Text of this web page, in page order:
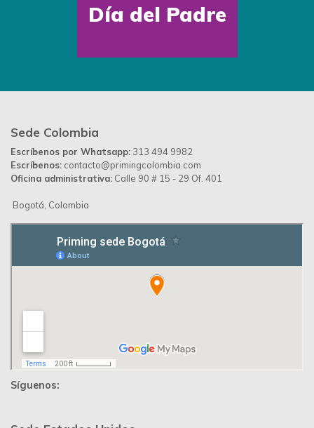
Día del Padre
Sede Colombia
Escríbenos por Whatsapp: 313 494 9982
Escríbenos: contacto@primingcolombia.com
Oficina administrativa: Calle 90 # 15 - 29 Of. 401
Bogotá, Colombia
Síguenos: